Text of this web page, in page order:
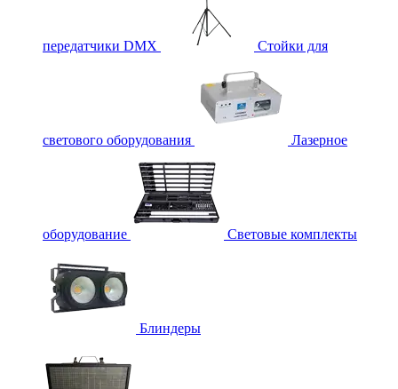
передатчики DMX Стойки для
светового оборудования Лазерное
оборудование Световые комплекты
Блиндеры